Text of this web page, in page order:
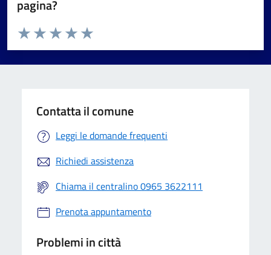
pagina?
Valuta da 1 a 5 stelle la pagina
Valuta 5 stelle su 5
Valuta 4 stelle su 5
Valuta 3 stelle su 5
Valuta 2 stelle su 5
Valuta 1 stelle su 5
Contatta il comune
Leggi le domande frequenti
Richiedi assistenza
Chiama il centralino 0965 3622111
Prenota appuntamento
Problemi in città